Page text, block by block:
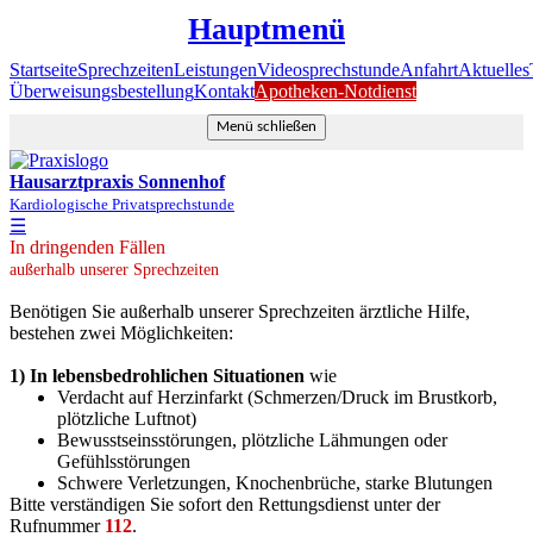
Hauptmenü
StartseiteSprechzeitenLeistungenVideosprechstundeAnfahrtAktuelles
ÜberweisungsbestellungKontaktApotheken-Notdienst
Menü schließen
Hausarztpraxis Sonnenhof
Kardiologische Privatsprechstunde
☰
In dringenden Fällen
außerhalb unserer Sprechzeiten
Benötigen Sie außerhalb unserer Sprechzeiten ärztliche Hilfe,
bestehen zwei Möglichkeiten:
1) In lebensbedrohlichen Situationen wie
Verdacht auf Herzinfarkt (Schmerzen/Druck im Brustkorb,
plötzliche Luftnot)
Bewusstseinsstörungen, plötzliche Lähmungen oder
Gefühlsstörungen
Schwere Verletzungen, Knochenbrüche, starke Blutungen
Bitte verständigen Sie sofort den Rettungsdienst unter der
Rufnummer 112.